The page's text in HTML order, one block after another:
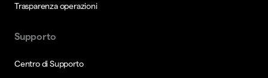
Trasparenza operazioni
Supporto
Centro di Supporto